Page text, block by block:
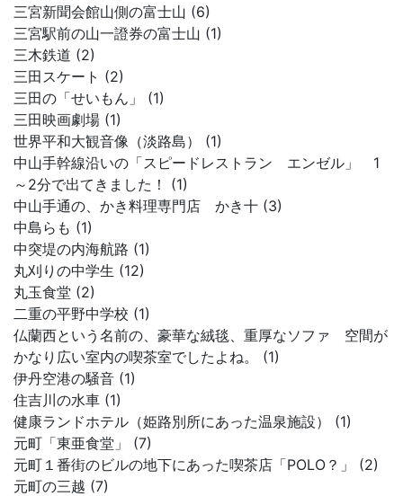
三宮新聞会館山側の富士山 (6)
三宮駅前の山一證券の富士山 (1)
三木鉄道 (2)
三田スケート (2)
三田の「せいもん」 (1)
三田映画劇場 (1)
世界平和大観音像（淡路島） (1)
中山手幹線沿いの「スピードレストラン エンゼル」 1
～2分で出てきました！ (1)
中山手通の、かき料理専門店 かき十 (3)
中島らも (1)
中突堤の内海航路 (1)
丸刈りの中学生 (12)
丸玉食堂 (2)
二重の平野中学校 (1)
仏蘭西という名前の、豪華な絨毯、重厚なソファ 空間が
かなり広い室内の喫茶室でしたよね。 (1)
伊丹空港の騒音 (1)
住吉川の水車 (1)
健康ランドホテル（姫路別所にあった温泉施設） (1)
元町「東亜食堂」 (7)
元町１番街のビルの地下にあった喫茶店「POLO？」 (2)
元町の三越 (7)